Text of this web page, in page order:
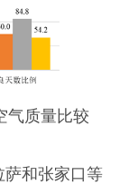
气质量比较
和张家口等